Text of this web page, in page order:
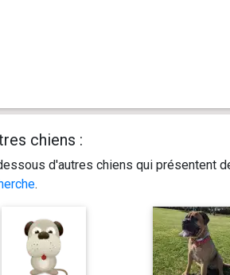
chiens :
d'autres chiens qui présentent
.